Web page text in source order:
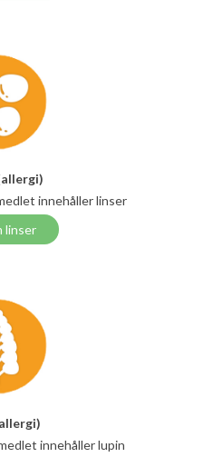
innehåller linser
linser
innehåller lupin